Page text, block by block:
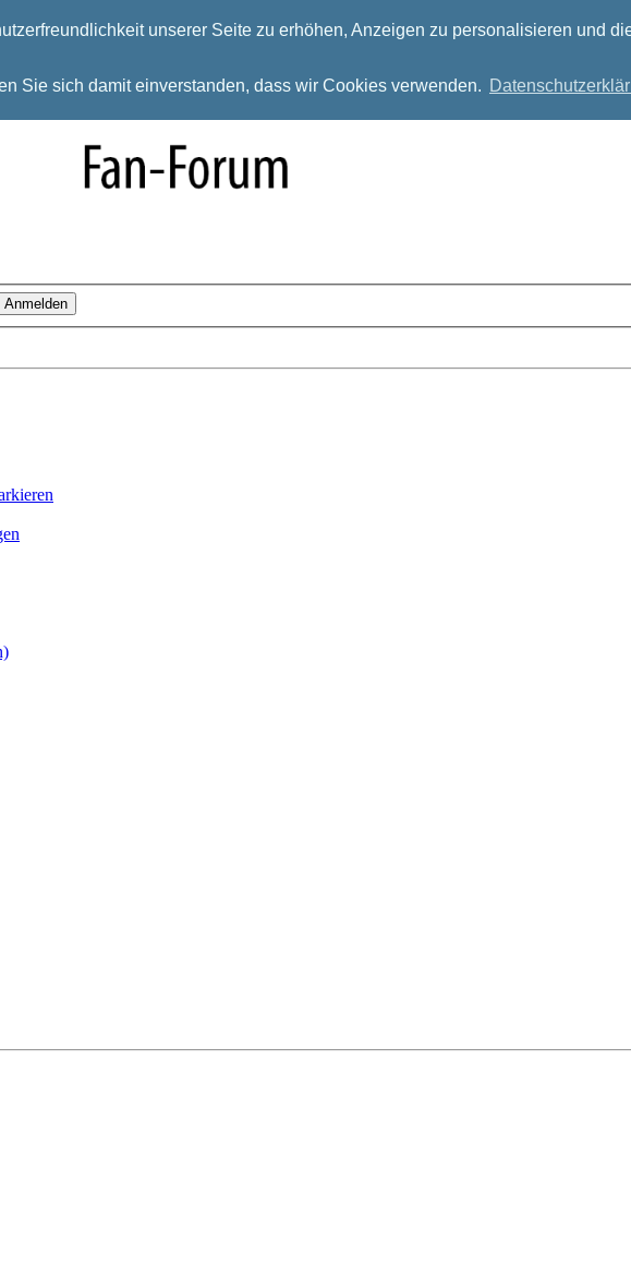
unserer Seite zu erhöhen, Anzeigen zu personalisieren und
Sie sich damit einverstanden, dass wir Cookies verwenden.